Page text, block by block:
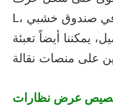
يمكننا أيضاً تعبئة
عرض نظارات